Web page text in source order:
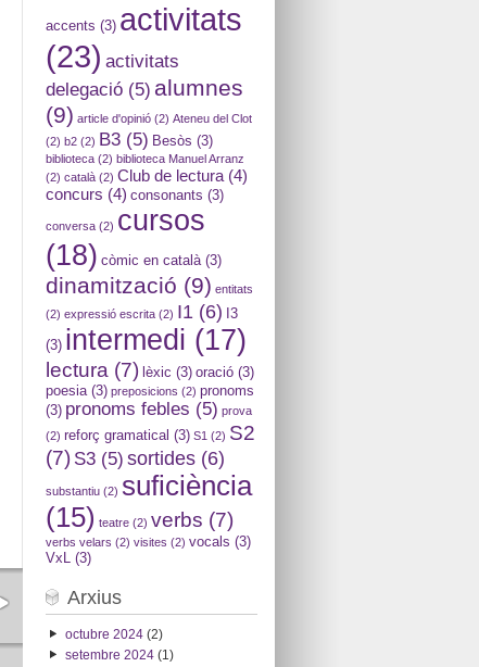
accents (3) activitats
(23) activitats
delegació(5) alumnes
(9) article d'opinió(2) Ateneu del Clot
(2) b2(2) B3(5) Besòs (3)
biblioteca(2) biblioteca Manuel Arranz
(2) català(2) Club de lectura(4)
concurs (4) consonants (3)
conversa(2) cursos
(18) còmic en català(3)
dinamització (9) entitats
(2) expressió escrita(2) I1(6) I3
(3) intermedi (17)
lectura(7) lèxic (3) oració(3)
poesia(3) preposicions (2) pronoms
(3) pronoms febles (5) prova
(2) reforç gramatical (3) S1(2) S2
(7) S3(5) sortides(6)
substantiu(2) suficiència
(15) teatre(2) verbs (7)
verbs velars (2) visites (2) vocals (3)
VxL(3)
Arxius
octubre 2024(2)
setembre 2024(1)